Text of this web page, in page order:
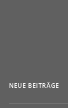
NEUE BEITRÄGE